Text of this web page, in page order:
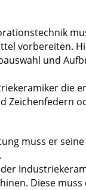
vorbereiten.
und
die
Zeichenfedern
muss er
Diese